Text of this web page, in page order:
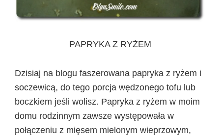
PAPRYKA Z RYŻEM
Dzisiaj na blogu faszerowana papryka z ryżem i
soczewicą, do tego porcja wędzonego tofu lub
boczkiem jeśli wolisz. Papryka z ryżem w moim
domu rodzinnym zawsze występowała w
połączeniu z mięsem mielonym wieprzowym,